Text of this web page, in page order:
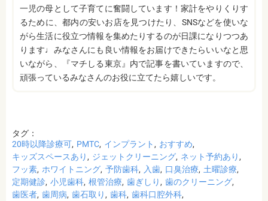
一児の母として子育てに奮闘しています！家計をやりくりす
るために、都内の安いお店を見つけたり、SNSなどを使いな
がら生活に役立つ情報を集めたりするのが日課になりつつあ
ります♩みなさんにも良い情報をお届けできたらいいなと思
いながら、『マチしる東京』内で記事を書いていますので、
頑張っているみなさんのお役に立てたら嬉しいです。
タグ：
20時以降診療可 PMTC インプラント
おすすめ
キッズスペースあり
ジェットクリーニング ネット予約あり
フッ素 ホワイトニング 予防歯科 入歯 口臭治療
土曜診療
定期健診 小児歯科 根管治療 歯ぎしり
歯のクリーニング
歯医者 歯周病 歯石取り 歯科 歯科口腔外科